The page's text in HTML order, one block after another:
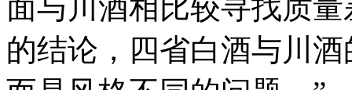
面与川酒相比较寻找质
的结论，四省白酒与川